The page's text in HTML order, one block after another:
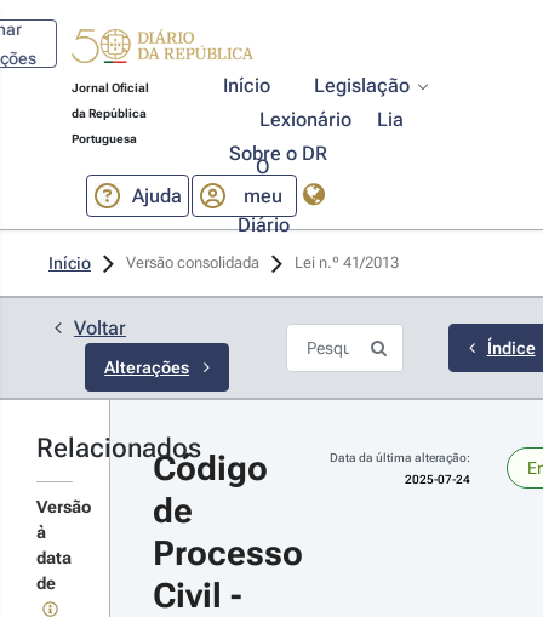
Jornal Oficial
da República
Portuguesa
Início
Legislação
Lexionário
Lia
Sobre o DR
Ajuda
O
meu
Diário
Início Versão consolidada Lei n.º 41/2013
Voltar
Alterações
n.º
à
Índice
Relacionados
Versão
à
data
de
Código
de
Processo
Civil -
Data da última alteração:
2025-07-24